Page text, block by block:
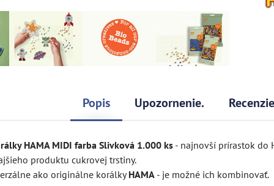
Popis Upozornenie.
HAMA MIDI farba Slivková 1.000 ks - najnovší prírastok do
produktu cukrovej trstiny.
ako originálne korálkyHAMA - je možné ich kombinovať.